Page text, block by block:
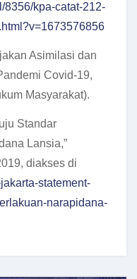
8356/kpa-catat-212-
Asimilasi dan
Covid-19,
Masyarakat).
Standar
Lansia,”
diakses di
statement-
narapidana-